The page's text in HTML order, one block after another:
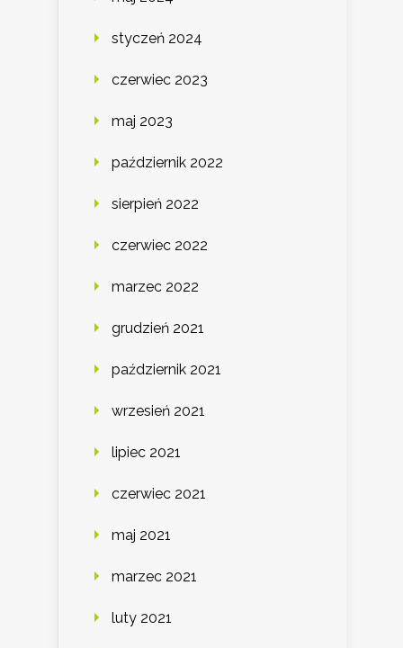
styczeń 2024
czerwiec 2023
maj 2023
październik 2022
sierpień 2022
czerwiec 2022
marzec 2022
grudzień 2021
październik 2021
wrzesień 2021
lipiec 2021
czerwiec 2021
maj 2021
marzec 2021
luty 2021